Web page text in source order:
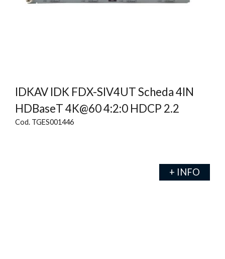
IDKAV IDK FDX-SIV4UT Scheda 4IN
HDBaseT 4K@60 4:2:0 HDCP 2.2
Cod. TGES001446
+ INFO